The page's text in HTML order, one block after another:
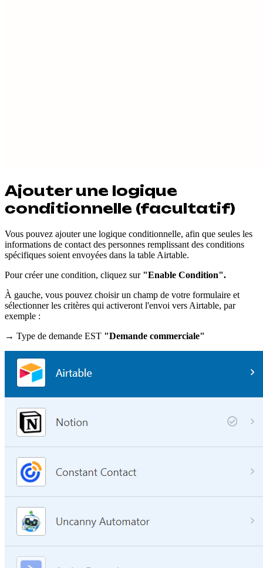
Ajouter une logique
conditionnelle (facultatif)
Vous pouvez ajouter une logique conditionnelle, afin que seules les
informations de contact des personnes remplissant des conditions
spécifiques soient envoyées dans la table Airtable.
Pour créer une condition, cliquez sur "Enable Condition".
À gauche, vous pouvez choisir un champ de votre formulaire et
sélectionner les critères qui activeront l'envoi vers Airtable, par
exemple :
→ Type de demande EST "Demande commerciale"